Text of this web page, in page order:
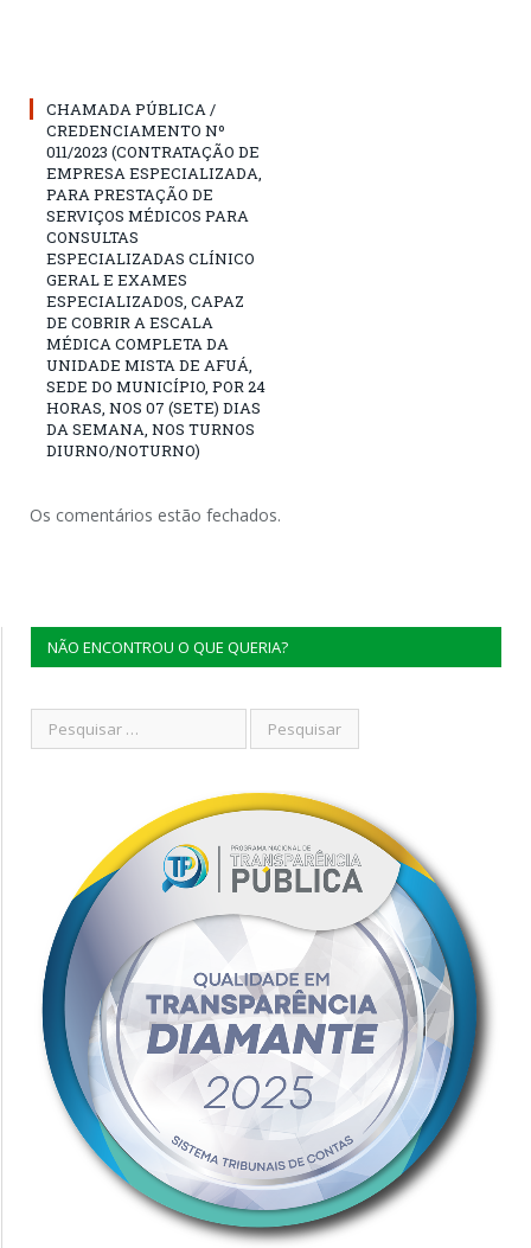
CHAMADA PÚBLICA /
CREDENCIAMENTO Nº
011/2023 (CONTRATAÇÃO DE
EMPRESA ESPECIALIZADA,
PARA PRESTAÇÃO DE
SERVIÇOS MÉDICOS PARA
CONSULTAS
ESPECIALIZADAS CLÍNICO
GERAL E EXAMES
ESPECIALIZADOS, CAPAZ
DE COBRIR A ESCALA
MÉDICA COMPLETA DA
UNIDADE MISTA DE AFUÁ,
SEDE DO MUNICÍPIO, POR 24
HORAS, NOS 07 (SETE) DIAS
DA SEMANA, NOS TURNOS
DIURNO/NOTURNO)
Os comentários estão fechados.
NÃO ENCONTROU O QUE QUERIA?